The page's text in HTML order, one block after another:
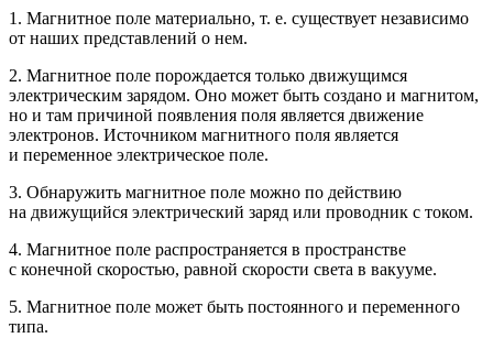
1. Магнитное поле материально, т. е. существует независимо
от наших представлений о нем.
2. Магнитное поле порождается только движущимся
электрическим зарядом. Оно может быть создано и магнитом,
но и там причиной появления поля является движение
электронов. Источником магнитного поля является
и переменное электрическое поле.
3. Обнаружить магнитное поле можно по действию
на движущийся электрический заряд или проводник с током.
4. Магнитное поле распространяется в пространстве
с конечной скоростью, равной скорости света в вакууме.
5. Магнитное поле может быть постоянного и переменного
типа.